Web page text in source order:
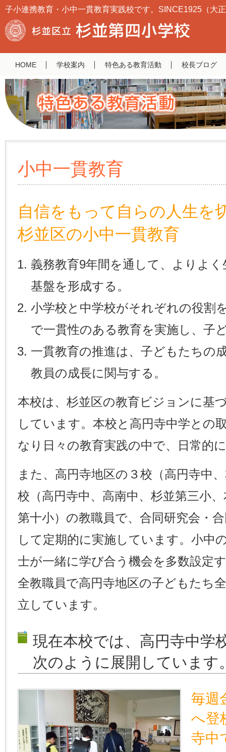
子小連携教育・小中一貫教育実践校です。SINCE1925（大
HOME 学校案内 特色ある教育活動 校長ブログ
小中一貫教育
自信をもって自らの人生を
杉並区の小中一貫教育
義務教育9年間を通して、よりよ
基盤を形成する。
小学校と中学校がそれぞれの役割
で一貫性のある教育を実施し、子
一貫教育の推進は、子どもたちの
教員の成長に関与する。
本校は、杉並区の教育ビジョンに基
しています。本校と高円寺中学との
なり日々の教育実践の中で、日常的
また、高円寺地区の３校（高円寺中
校（高円寺中、高南中、杉並第三小
第十小）の教職員で、合同研究会・
して定期的に実施しています。小中
士が一緒に学び合う機会を多数設定
全教職員で高円寺地区の子どもたち
立しています。
現在本校では、高円寺中学
次のように展開しています
毎週
へ登
寺中